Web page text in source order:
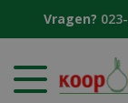
Vragen?